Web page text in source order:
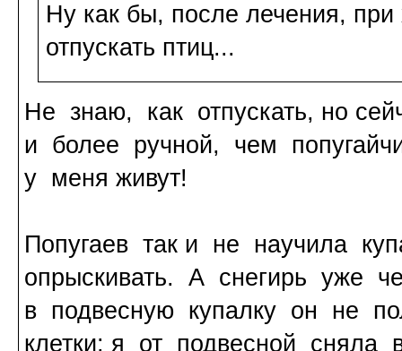
Ну как бы, после лечения, при
отпускать птиц...
Не знаю, как отпускать, но
и более ручной, чем
у меня живут!
Попугаев так и не научила
опрыскивать. А снегирь уже
в подвесную купалку он не
клетки: я от подвесной